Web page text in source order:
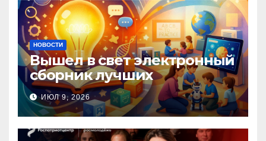
НОВОСТИ
Вышел в свет электронный
сборник лучших
инновационных практик
педагогов дошкольного
образования!
ИЮЛ 9, 2026